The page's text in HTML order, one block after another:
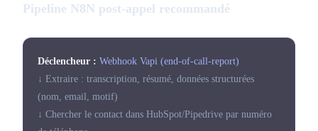
Pipeline N8N post-appel recommandé
Déclencheur : Webhook Vapi (end-of-call-report)
↓ Extraire : transcription, résumé, données structurées
(nom, email, motif)
↓ Chercher le contact dans HubSpot/Pipedrive par numéro